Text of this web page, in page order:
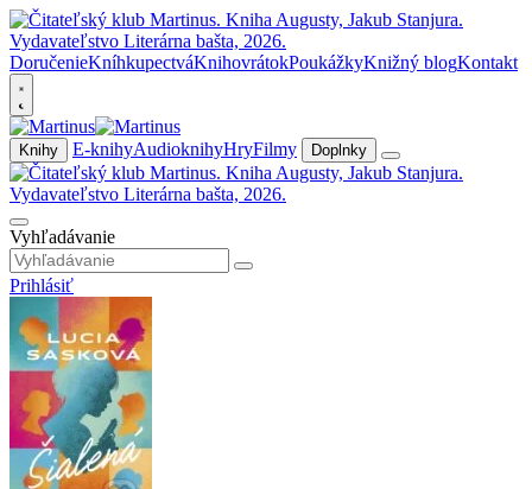
DoručenieKníhkupectváKnihovrátokPoukážkyKnižný blogKontakt
Knihy E-knihyAudioknihyHryFilmy Doplnky
Vyhľadávanie
Prihlásiť